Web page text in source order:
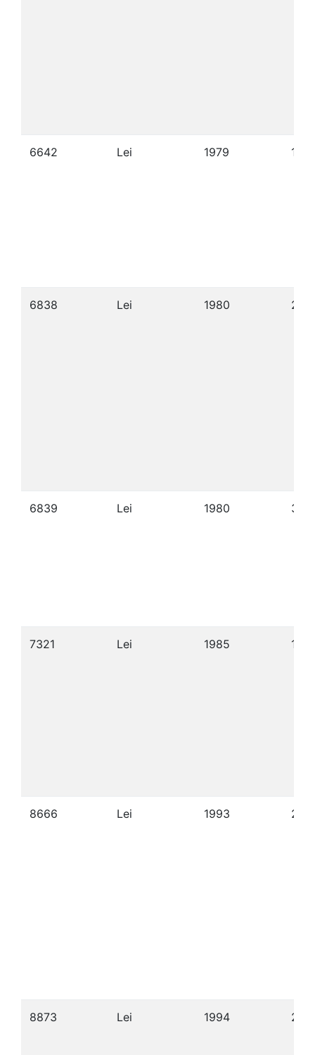
6642 Lei 1979 14/
6838 Lei 1980 29/
6839 Lei 1980 30/
7321 Lei 1985 13/
8666 Lei 1993 21/
8873 Lei 1994 26/